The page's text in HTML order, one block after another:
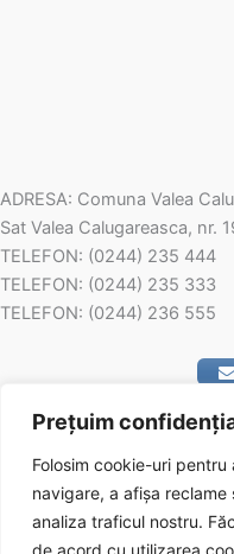
Prețuim
Folosim cookie-uri
navigare, a afișa
analiza traficul nostru.
de acord cu utilizarea
ADRESA: Comuna Valea
Sat Valea Calugareasca, nr.
TELEFON: (0244) 235 444
TELEFON: (0244) 235 333
TELEFON: (0244) 236 555